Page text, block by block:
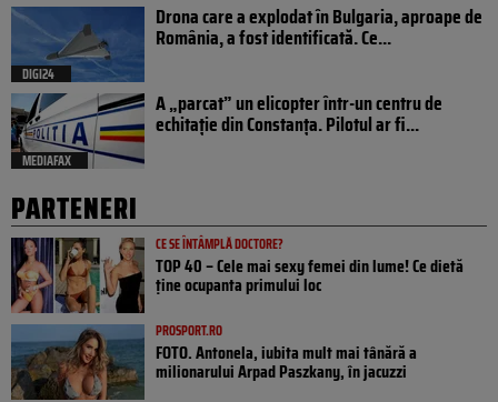
DIGI24
Drona care a explodat în Bulgaria, aproape de
România, a fost identificată. Ce...
MEDIAFAX
A „parcat” un elicopter într-un centru de
echitație din Constanța. Pilotul ar fi...
PARTENERI
CE SE ÎNTÂMPLĂ DOCTORE?
TOP 40 – Cele mai sexy femei din lume! Ce dietă
ține ocupanta primului loc
PROSPORT.RO
FOTO. Antonela, iubita mult mai tânără a
milionarului Arpad Paszkany, în jacuzzi